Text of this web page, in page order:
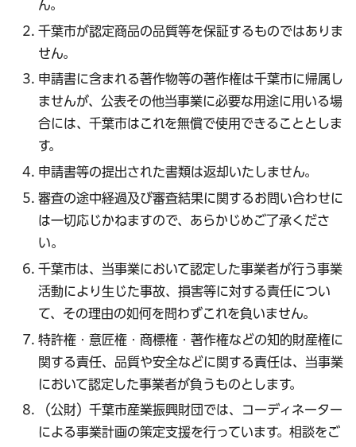
ん。
千葉市が認定商品の品質等を保証するものではありま
せん。
申請書に含まれる著作物等の著作権は千葉市に帰属し
ませんが、公表その他当事業に必要な用途に用いる場
合には、千葉市はこれを無償で使用できることとしま
す。
申請書等の提出された書類は返却いたしません。
審査の途中経過及び審査結果に関するお問い合わせに
は⼀切応じかねますので、あらかじめご了承くださ
い。
千葉市は、当事業において認定した事業者が行う事業
活動により生じた事故、損害等に対する責任につい
て、その理由の如何を問わずこれを負いません。
特許権・意匠権・商標権・著作権などの知的財産権に
関する責任、品質や安全などに関する責任は、当事業
において認定した事業者が負うものとします。
（公財）千葉市産業振興財団では、コーディネーター
による事業計画の策定支援を行っています。相談をご